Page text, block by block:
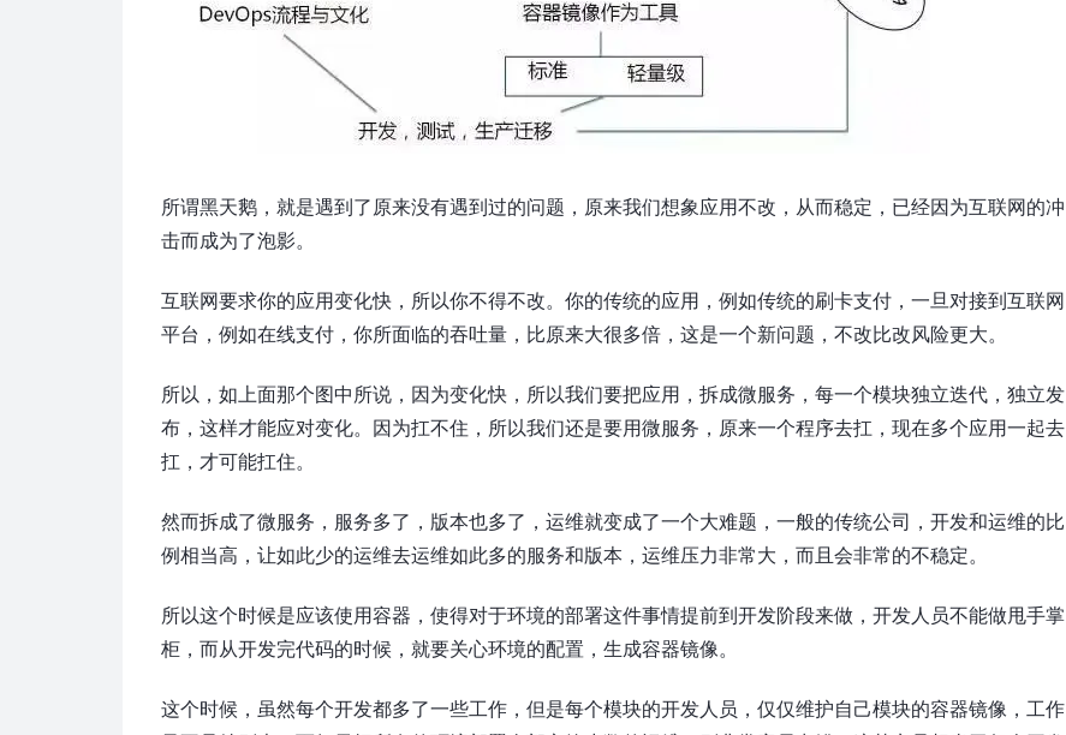
所谓黑天鹅，就是遇到了原来没有遇到过的问题，原来我们想象应用不改，从而稳定，已经因为互联网的冲
击而成为了泡影。
互联网要求你的应用变化快，所以你不得不改。你的传统的应用，例如传统的刷卡支付，一旦对接到互联网
平台，例如在线支付，你所面临的吞吐量，比原来大很多倍，这是一个新问题，不改比改风险更大。
所以，如上面那个图中所说，因为变化快，所以我们要把应用，拆成微服务，每一个模块独立迭代，独立发
布，这样才能应对变化。因为扛不住，所以我们还是要用微服务，原来一个程序去扛，现在多个应用一起去
扛，才可能扛住。
然而拆成了微服务，服务多了，版本也多了，运维就变成了一个大难题，一般的传统公司，开发和运维的比
例相当高，让如此少的运维去运维如此多的服务和版本，运维压力非常大，而且会非常的不稳定。
所以这个时候是应该使用容器，使得对于环境的部署这件事情提前到开发阶段来做，开发人员不能做甩手掌
柜，而从开发完代码的时候，就要关心环境的配置，生成容器镜像。
这个时候，虽然每个开发都多了一些工作，但是每个模块的开发人员，仅仅维护自己模块的容器镜像，工作